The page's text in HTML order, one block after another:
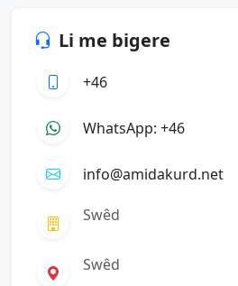
Li me bigere
+46
WhatsApp: +46
info@amidakurd.net
Swêd
Swêd